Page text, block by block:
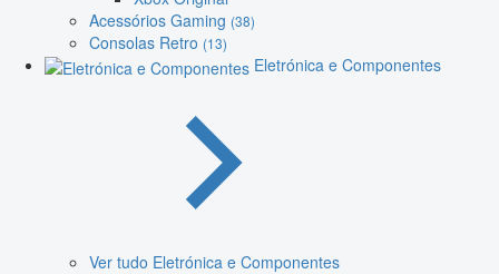
Acessórios Gaming (38)
Consolas Retro (13)
Eletrónica e Componentes
Ver tudo Eletrónica e Componentes